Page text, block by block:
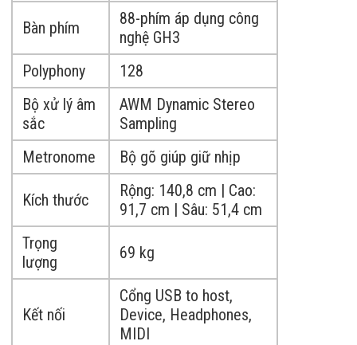
Bàn phím
88-phím áp dụng công
nghệ GH3
Polyphony
128
Bộ xử lý âm
sắc
AWM Dynamic Stereo
Sampling
Metronome
Bộ gõ giúp giữ nhịp
Kích thước
Rộng: 140,8 cm | Cao:
91,7 cm | Sâu: 51,4 cm
Trọng
lượng
69 kg
Kết nối
Cổng USB to host,
Device, Headphones,
MIDI